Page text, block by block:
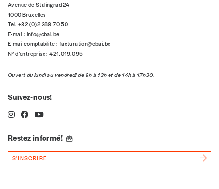
Avenue de Stalingrad 24
1000 Bruxelles
Tel. +32 (0)2 289 70 50
E-mail : info@cbai.be
E-mail comptabilité : facturation@cbai.be
N° d’entreprise : 421.019.095
Ouvert du lundi au vendredi de 9h à 13h et de 14h à 17h30.
Suivez-nous!
Restez informé!
S'INSCRIRE